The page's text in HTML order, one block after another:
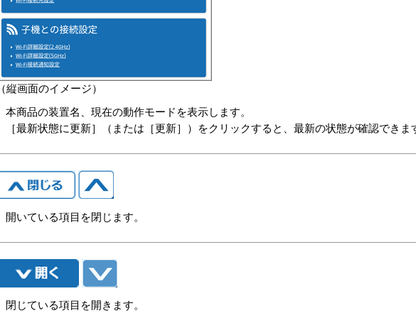
（縦画面のイメージ）
本商品の装置名、現在の動作モードを表示します。
［最新状態に更新］（または［更新］）をクリックすると、最新の状態が確認できま
開いている項目を閉じます。
閉じている項目を開きます。